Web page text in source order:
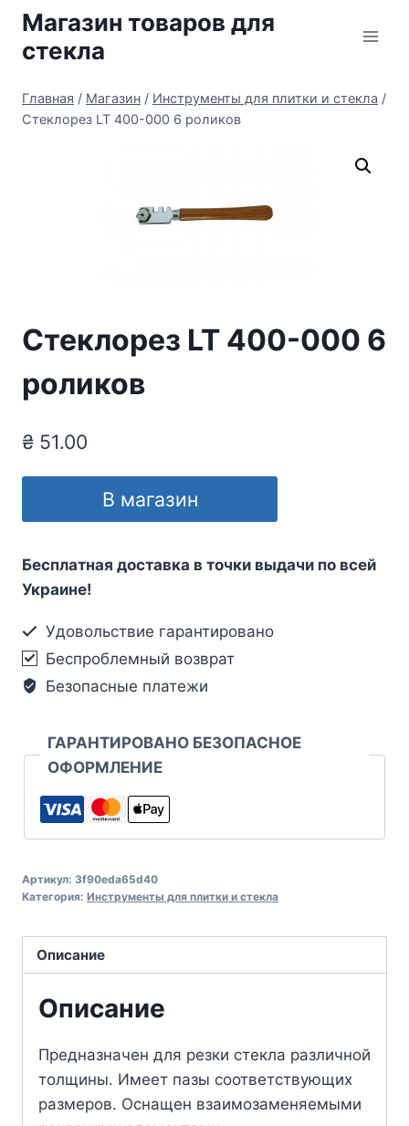
Перейти
содержимому
Магазин товаров для
стекла
Главная / Магазин / Инструменты для плитки и стекла /
Стеклорез LT 400-000 6 роликов
Стеклорез LT 400-000 6
роликов
₴ 51.00
В магазин
Бесплатная доставка в точки выдачи по всей
Украине!
Удовольствие гарантировано
Беспроблемный возврат
Безопасные платежи
ГАРАНТИРОВАНО БЕЗОПАСНОЕ
ОФОРМЛЕНИЕ
Артикул: 3f90eda65d40
Категория: Инструменты для плитки и стекла
Описание
Описание
Предназначен для резки стекла различной
толщины. Имеет пазы соответствующих
размеров. Оснащен взаимозаменяемыми